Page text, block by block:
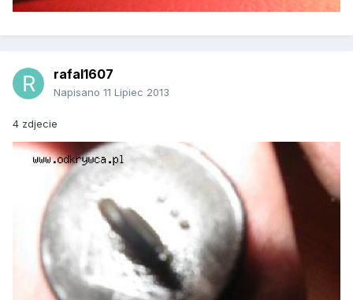
rafal1607
Napisano 11 Lipiec 2013
4 zdjecie